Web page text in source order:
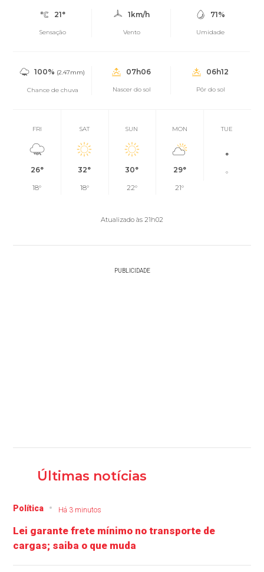
21°
Sensação
1km/h
Vento
71%
Umidade
100% (2.47mm)
Chance de chuva
07h06
Nascer do sol
06h12
Pôr do sol
FRI
26°
18°
SAT
32°
18°
SUN
30°
22°
MON
29°
21°
TUE
°
°
Atualizado às 21h02
PUBLICIDADE
Últimas notícias
Política Há 3 minutos
Lei garante frete mínimo no transporte de
cargas; saiba o que muda